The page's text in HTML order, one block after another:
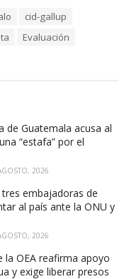
cid-gallup
Evaluación
de Guatemala acusa al
“estafa” por el
2026
embajadoras de
al país ante la ONU y
2026
la OEA reafirma apoyo
y exige liberar presos